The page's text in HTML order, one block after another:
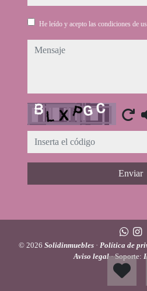
He leído y acepto las condiciones de
mensaje
Captcha
Enviar
© 2026 Solidinmuebles · Política de
Aviso legal· Soporte: